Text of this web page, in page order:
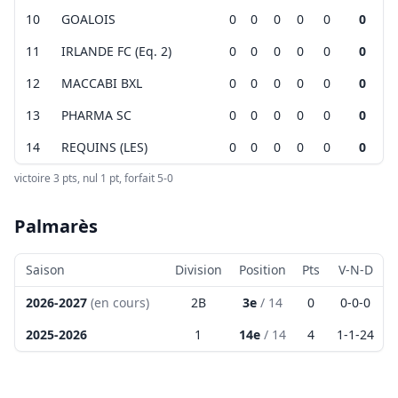
+
−
environ 200m sur la gauche.
Vérifiez toujours ces infos sur
lien
10
GOALOIS 0 0 0 0 0
0
11
IRLANDE FC (Eq. 2) 0 0 0 0 0
0
12
MACCABI BXL 0 0 0 0 0
0
13
PHARMA SC 0 0 0 0 0
0
14
REQUINS (LES) 0 0 0 0 0 0
victoire 3 pts, nul 1 pt, forfait 5-0
Palmarès
Saison Division Position Pts
V-N-D
2026-2027 (en cours) 2B 3e/ 14 0 0-0-0
2025-2026
1 14e/ 14 4 1-1-24